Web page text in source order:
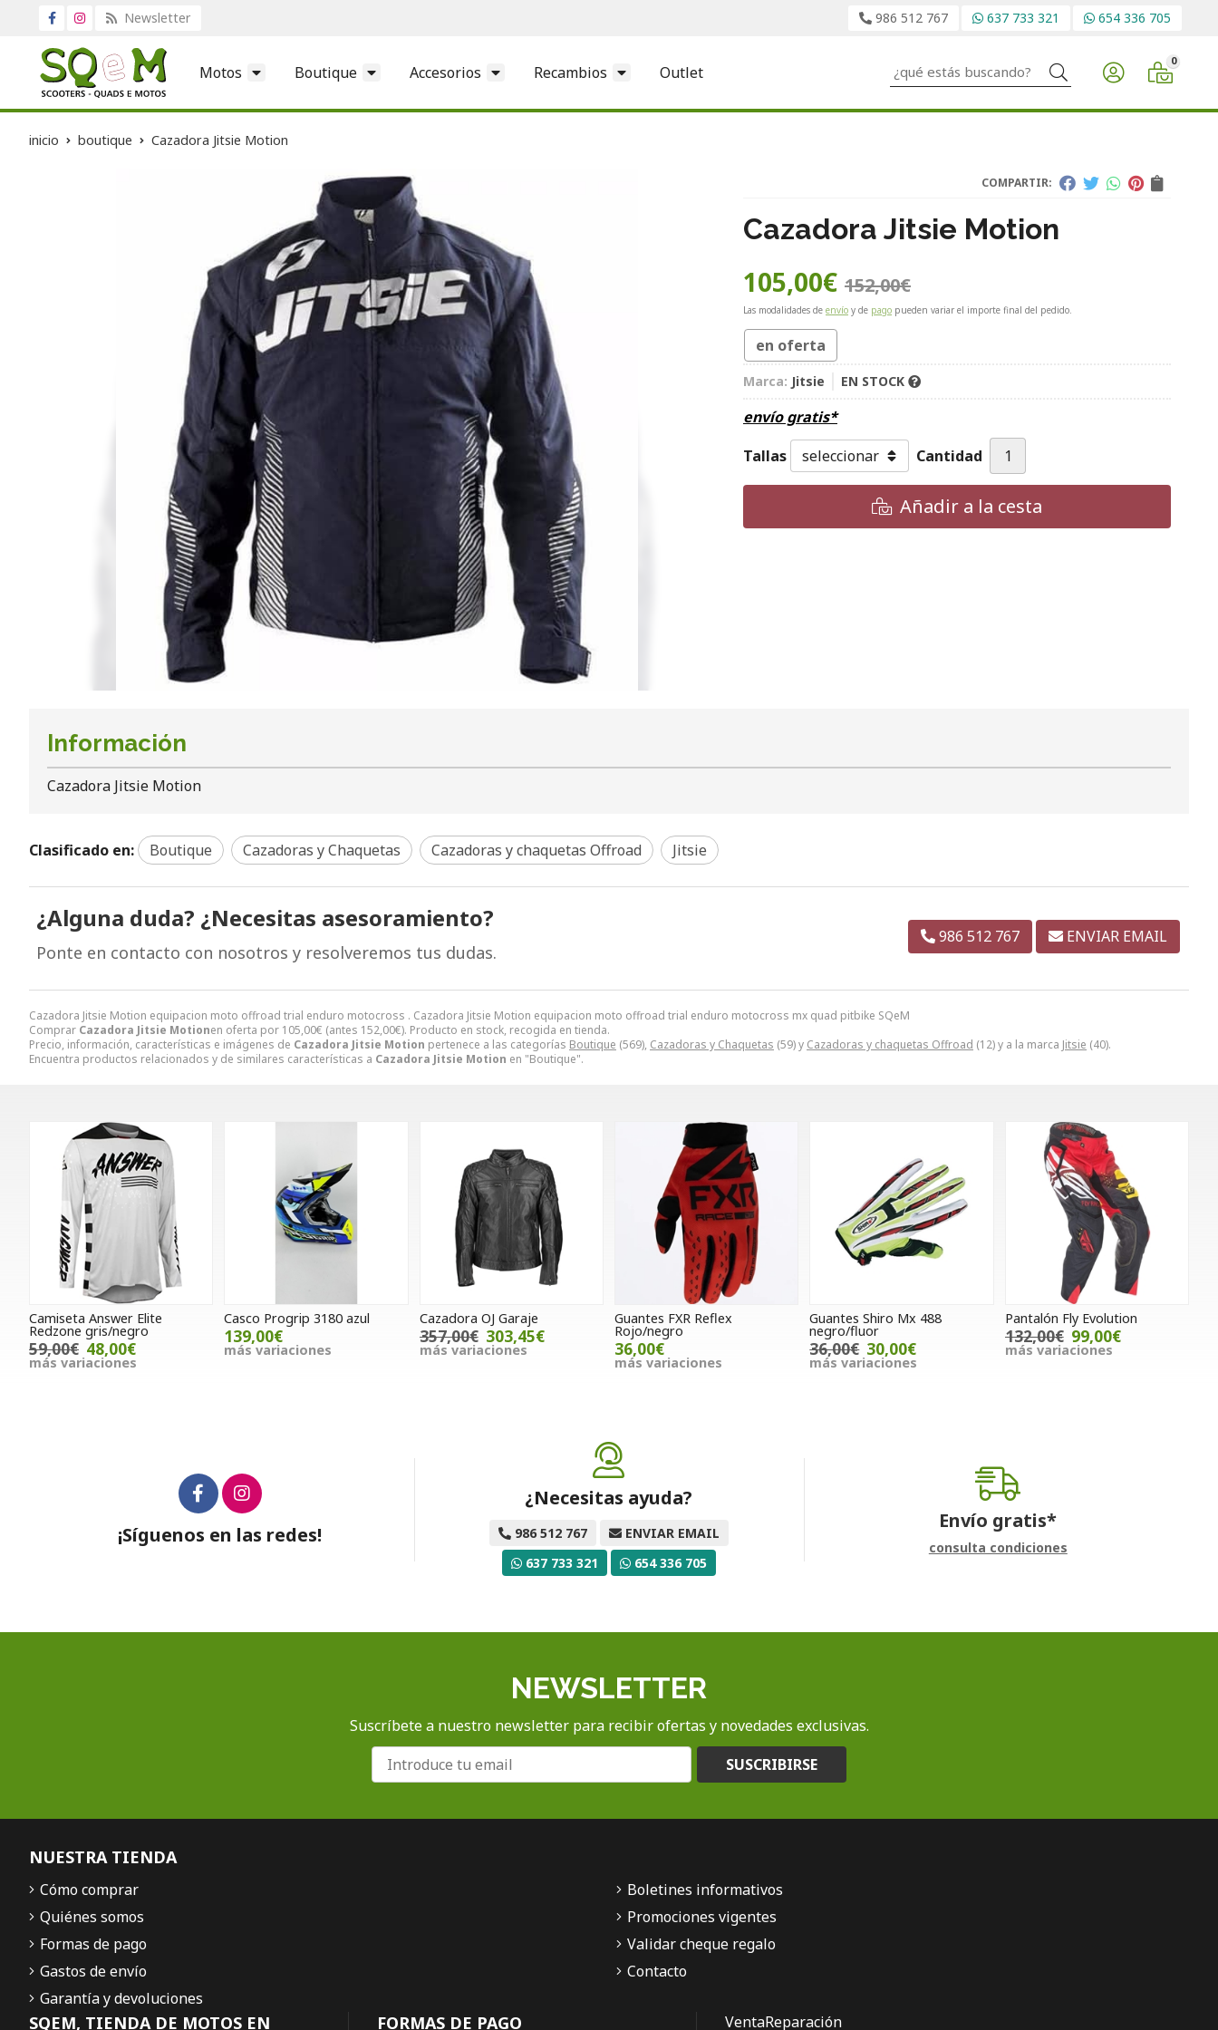
Newsletter 986 512 767 637 733 321 654 336 705
Motos Boutique Accesorios Recambios Outlet Buscar 0
inicio boutique Cazadora Jitsie Motion
COMPARTIR:
Cazadora Jitsie Motion
105,00€ 152,00€
Las modalidades de envío y de pago pueden variar el importe final del pedido.
en oferta
Marca: Jitsie EN STOCK
envío gratis*
Tallas
Cantidad
Añadir a la cesta
Cazadora Jitsie Motion equipacion moto offroad trial enduro motocross . Cazadora Jitsie Motion equipacion moto offroad trial enduro motocross mx quad pitbike SQeM
Comprar Cazadora Jitsie Motionen oferta por 105,00€ (antes 152,00€). Producto en stock, recogida en tienda.
Precio, información, características e imágenes de Cazadora Jitsie Motion pertenece a las categorías Boutique (569), Cazadoras y Chaquetas (59) y Cazadoras y chaquetas Offroad (12) y a la marca Jitsie (40).
Encuentra productos relacionados y de similares características a Cazadora Jitsie Motion en "Boutique".
Información
Cazadora Jitsie Motion
Clasificado en: Boutique Cazadoras y Chaquetas Cazadoras y chaquetas Offroad Jitsie
¿Alguna duda? ¿Necesitas asesoramiento?
Ponte en contacto con nosotros y resolveremos tus dudas.
986 512 767 ENVIAR EMAIL
Camiseta Answer Elite
Redzone gris/negro
59,00€ 48,00€
más variaciones
Casco Progrip 3180 azul
139,00€
más variaciones
Cazadora OJ Garaje
357,00€ 303,45€
más variaciones
Guantes FXR Reflex
Rojo/negro
36,00€
más variaciones
Guantes Shiro Mx 488
negro/fluor
36,00€ 30,00€
más variaciones
Pantalón Fly Evolution
132,00€ 99,00€
más variaciones
¡Síguenos en las redes!
¿Necesitas ayuda?
986 512 767
ENVIAR EMAIL
637 733 321
654 336 705
Envío gratis*
consulta condiciones
NEWSLETTER
Suscríbete a nuestro newsletter para recibir ofertas y novedades exclusivas.
SUSCRIBIRSE
SQEM, TIENDA DE MOTOS EN FORMAS DE PAGO
NUESTRA TIENDA
Cómo comprar
Quiénes somos
Formas de pago
Gastos de envío
Garantía y devoluciones
Boletines informativos
Promociones vigentes
Validar cheque regalo
Contacto
VentaReparación